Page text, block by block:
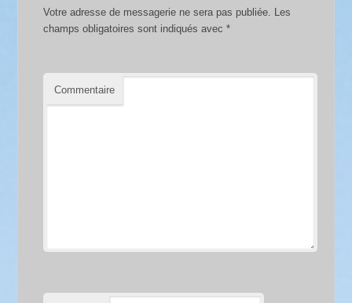
Votre adresse de messagerie ne sera pas publiée. Les
champs obligatoires sont indiqués avec*
Commentaire